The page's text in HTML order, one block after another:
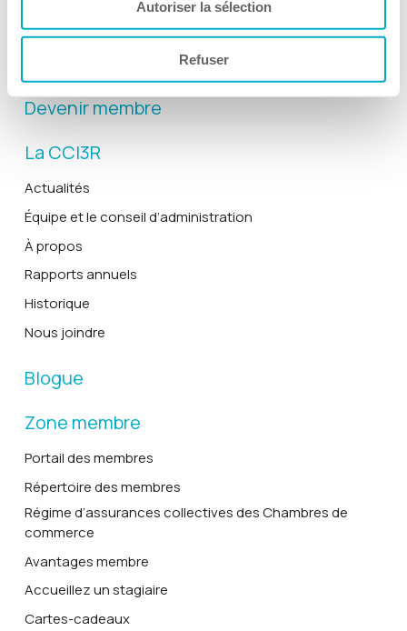
Autoriser la sélection
Refuser
Solutions RH
Devenir membre
La CCI3R
Actualités
Équipe et le conseil d’administration
À propos
Rapports annuels
Historique
Nous joindre
Blogue
Zone membre
Portail des membres
Répertoire des membres
Régime d’assurances collectives des Chambres de
commerce
Avantages membre
Accueillez un stagiaire
Cartes-cadeaux